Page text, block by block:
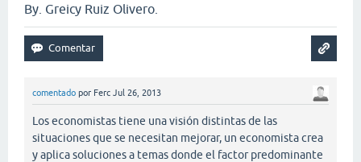
By. Greicy Ruiz Olivero.
comentado por Ferc Jul 26, 2013
Los economistas tiene una visión distintas de las
situaciones que se necesitan mejorar, un economista crea
y aplica soluciones a temas donde el factor predominante